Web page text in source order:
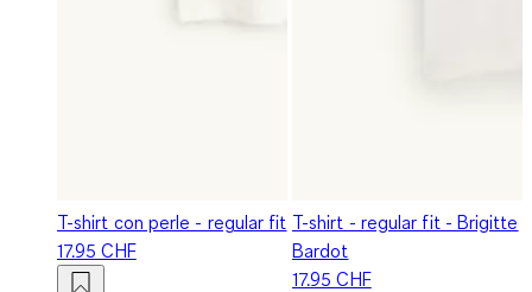
T-shirt con perle - regular fit
17.95 CHF
T-shirt - regular fit - Brigitte
Bardot
17.95 CHF